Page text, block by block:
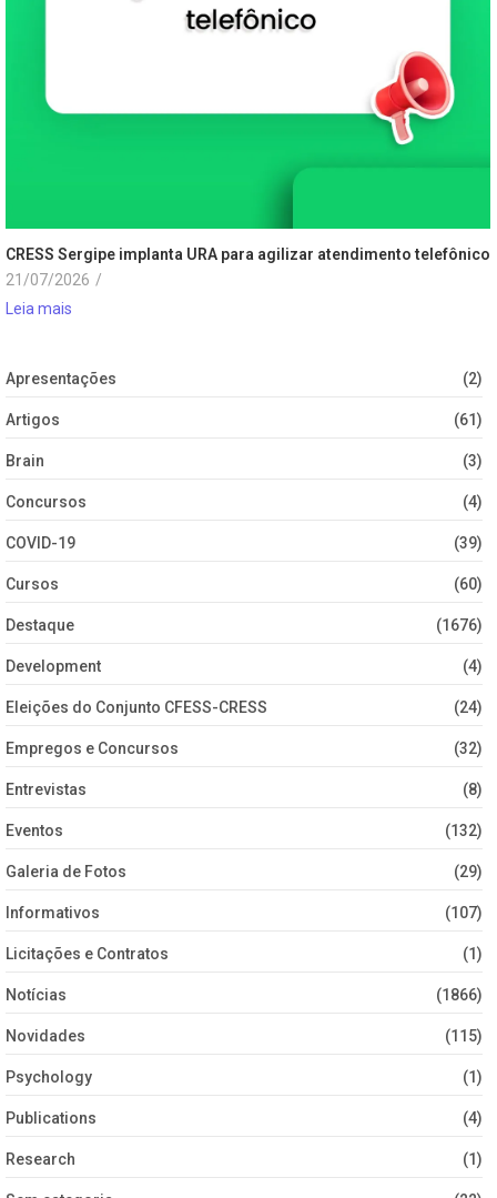
CRESS Sergipe implanta URA para agilizar atendimento telefônico
21/07/2026 /
Leia mais
Apresentações (2)
Artigos (61)
Brain (3)
Concursos (4)
COVID-19 (39)
Cursos (60)
Destaque (1676)
Development (4)
Eleições do Conjunto CFESS-CRESS (24)
Empregos e Concursos (32)
Entrevistas (8)
Eventos (132)
Galeria de Fotos (29)
Informativos (107)
Licitações e Contratos (1)
Notícias (1866)
Novidades (115)
Psychology (1)
Publications (4)
Research (1)